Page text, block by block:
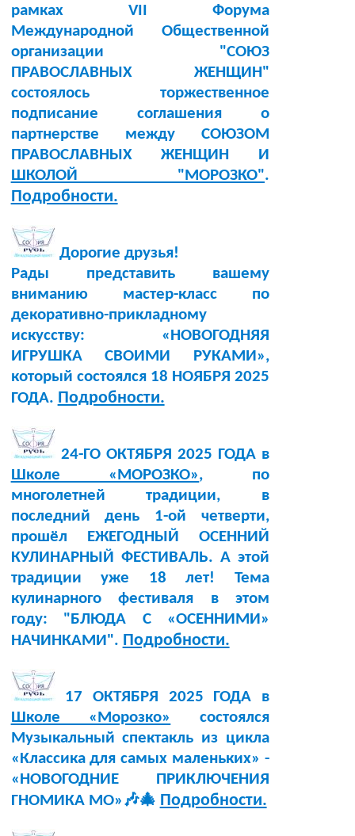
рамках VII Форума
Международной Общественной
организации "СОЮЗ
ПРАВОСЛАВНЫХ ЖЕНЩИН"
состоялось торжественное
подписание соглашения о
партнерстве между СОЮЗОМ
ПРАВОСЛАВНЫХ ЖЕНЩИН И
ШКОЛОЙ "МОРОЗКО".
Подробности.
Дорогие друзья!
Рады представить вашему
вниманию мастер-класс по
декоративно-прикладному
искусству: «НОВОГОДНЯЯ
ИГРУШКА СВОИМИ РУКАМИ»,
который состоялся 18 НОЯБРЯ 2025
ГОДА. Подробности.
24-ГО ОКТЯБРЯ 2025 ГОДА в
Школе «МОРОЗКО», по
многолетней традиции, в
последний день 1-ой четверти,
прошёл ЕЖЕГОДНЫЙ ОСЕННИЙ
КУЛИНАРНЫЙ ФЕСТИВАЛЬ. А этой
традиции уже 18 лет! Тема
кулинарного фестиваля в этом
году: "БЛЮДА С «ОСЕННИМИ»
НАЧИНКАМИ". Подробности.
17 ОКТЯБРЯ 2025 ГОДА в
Школе «Морозко»
состоялся
Музыкальный спектакль из цикла
«Классика для самых маленьких» -
«НОВОГОДНИЕ ПРИКЛЮЧЕНИЯ
ГНОМИКА МО»🎶🎄 Подробности.